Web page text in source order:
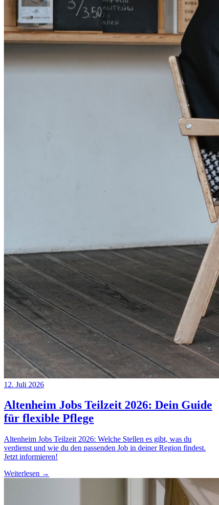
12. Juli 2026
Altenheim Jobs Teilzeit 2026: Dein Guide
für flexible Pflege
Altenheim Jobs Teilzeit 2026: Welche Stellen es gibt, was du
verdienst und wie du den passenden Job in deiner Region findest.
Jetzt informieren!
Weiterlesen →